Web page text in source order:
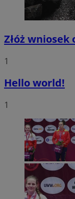
Złóż
1
Hello world!
1